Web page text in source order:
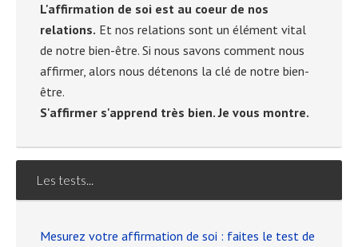
L'affirmation de soi est au coeur de nos
relations. Et nos relations sont un élément vital
de notre bien-être. Si nous savons comment nous
affirmer, alors nous détenons la clé de notre bien-
être.
S'affirmer s'apprend très bien. Je vous montre.
Les tests...
Mesurez votre affirmation de soi : faites le test de